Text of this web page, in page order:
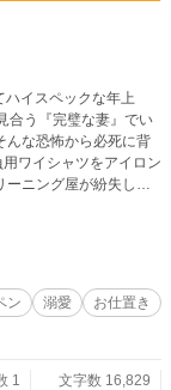
イスペックな年上
合う『完璧な妻』でい
んな恐怖から必死に背
ワイシャツをアイロン
すべてお見通しだっ
ではなく、夫である
の女としてのプライド
っ赤に叩き上げられて
ン 溺愛
お仕置き
1
文字数 16,829